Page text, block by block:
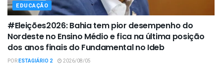
EDUCAÇÃO
#Eleições2026: Bahia tem pior desempenho do
Nordeste no Ensino Médio e fica na última posição
dos anos finais do Fundamental no Ideb
PORESTAGIÁRIO 2 2026/08/05